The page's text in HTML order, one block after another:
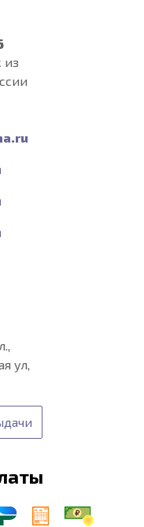
из
ул,